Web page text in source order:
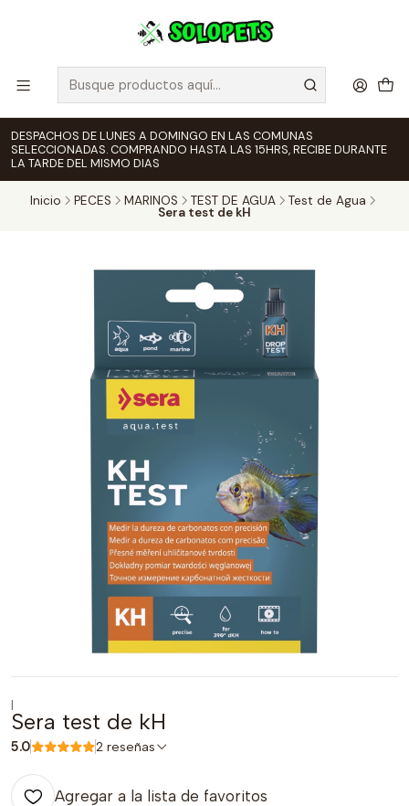
DESPACHOS DE LUNES A DOMINGO EN LAS COMUNAS
SELECCIONADAS. COMPRANDO HASTA LAS 15HRS, RECIBE DURANTE
LA TARDE DEL MISMO DIAS
Inicio PECES MARINOS TEST DE AGUA Test de Agua
Sera test de kH
|
Sera test de kH
5.0 2 reseñas
Agregar a la lista de favoritos